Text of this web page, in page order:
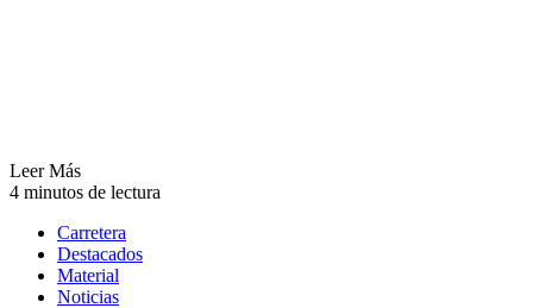
Leer Más
4 minutos de lectura
Carretera
Destacados
Material
Noticias